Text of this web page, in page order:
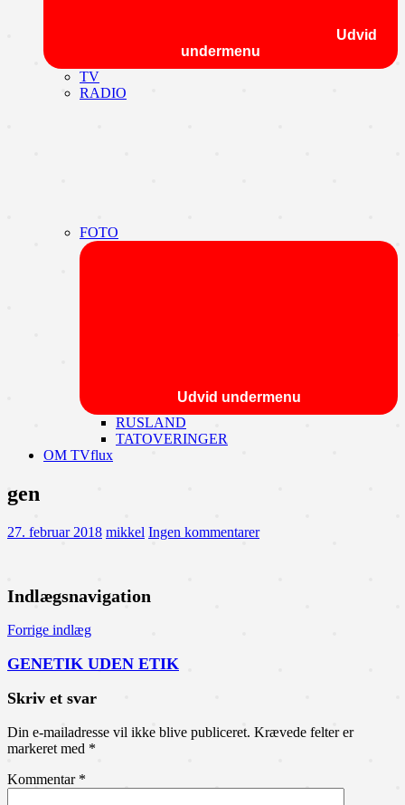
Udvid
undermenu
TV
RADIO
FOTO
Udvid undermenu
RUSLAND
TATOVERINGER
OM TVflux
gen
27. februar 2018 mikkel Ingen kommentarer
Indlægsnavigation
Forrige indlæg
GENETIK UDEN ETIK
Skriv et svar
Din e-mailadresse vil ikke blive publiceret. Krævede felter er
markeret med *
Kommentar *